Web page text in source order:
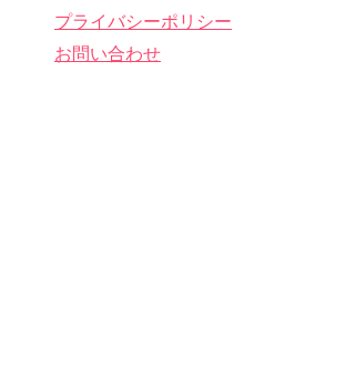
プライバシーポリシー
お問い合わせ